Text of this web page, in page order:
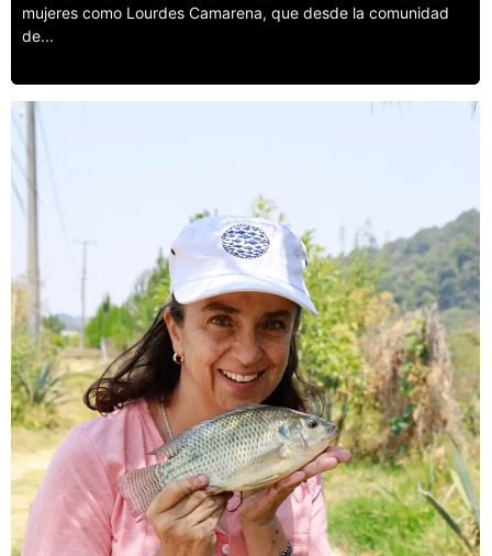
mujeres como Lourdes Camarena, que desde la comunidad
de...